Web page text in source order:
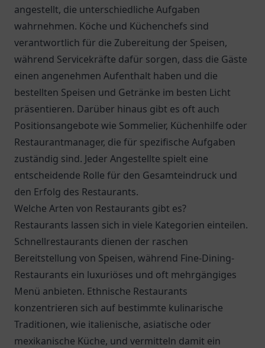
angestellt, die unterschiedliche Aufgaben
wahrnehmen. Köche und Küchenchefs sind
verantwortlich für die Zubereitung der Speisen,
während Servicekräfte dafür sorgen, dass die Gäste
einen angenehmen Aufenthalt haben und die
bestellten Speisen und Getränke im besten Licht
präsentieren. Darüber hinaus gibt es oft auch
Positionsangebote wie Sommelier, Küchenhilfe oder
Restaurantmanager, die für spezifische Aufgaben
zuständig sind. Jeder Angestellte spielt eine
entscheidende Rolle für den Gesamteindruck und
den Erfolg des Restaurants.
Welche Arten von Restaurants gibt es?
Restaurants lassen sich in viele Kategorien einteilen.
Schnellrestaurants dienen der raschen
Bereitstellung von Speisen, während Fine-Dining-
Restaurants ein luxuriöses und oft mehrgängiges
Menü anbieten. Ethnische Restaurants
konzentrieren sich auf bestimmte kulinarische
Traditionen, wie italienische, asiatische oder
mexikanische Küche, und vermitteln damit ein